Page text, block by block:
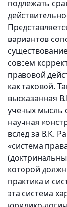
подлежать
вариантов
совсем
правовой
как таковой.
высказанная
ученых мысль
научная
вслед за В.К.
«система
которой
практика и
эта система